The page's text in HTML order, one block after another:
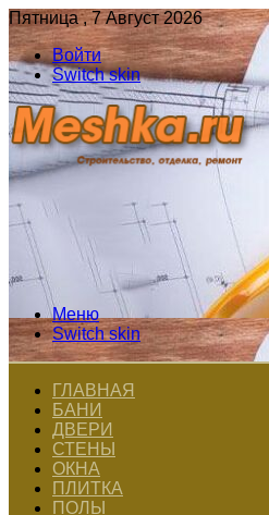
Пятница , 7 Август 2026
Войти
Switch skin
Меню
Switch skin
ГЛАВНАЯ
БАНИ
ДВЕРИ
СТЕНЫ
ОКНА
ПЛИТКА
ПОЛЫ